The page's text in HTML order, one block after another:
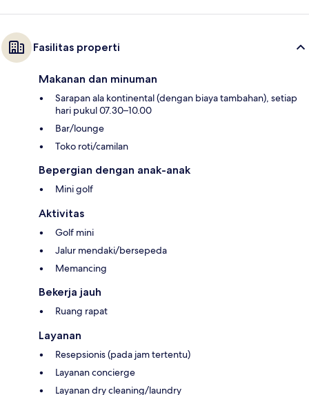
Fasilitas properti
Makanan dan minuman
Sarapan ala kontinental (dengan biaya tambahan), setiap
hari pukul 07.30–10.00
Bar/lounge
Toko roti/camilan
Bepergian dengan anak-anak
Mini golf
Aktivitas
Golf mini
Jalur mendaki/bersepeda
Memancing
Bekerja jauh
Ruang rapat
Layanan
Resepsionis (pada jam tertentu)
Layanan concierge
Layanan dry cleaning/laundry